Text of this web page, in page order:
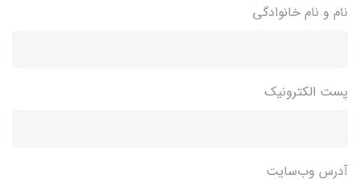
نام و نام خانوادگی
پست الکترونیک
آدرس وب‌سایت